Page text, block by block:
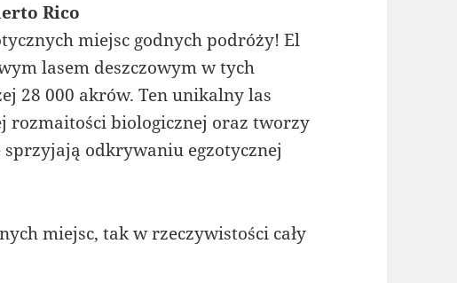
Rico
miejsc godnych podróży! El
lasem deszczowym w tych
28 000 akrów. Ten unikalny las
rozmaitości biologicznej oraz tworzy
odkrywaniu egzotycznej
miejsc, tak w rzeczywistości cały